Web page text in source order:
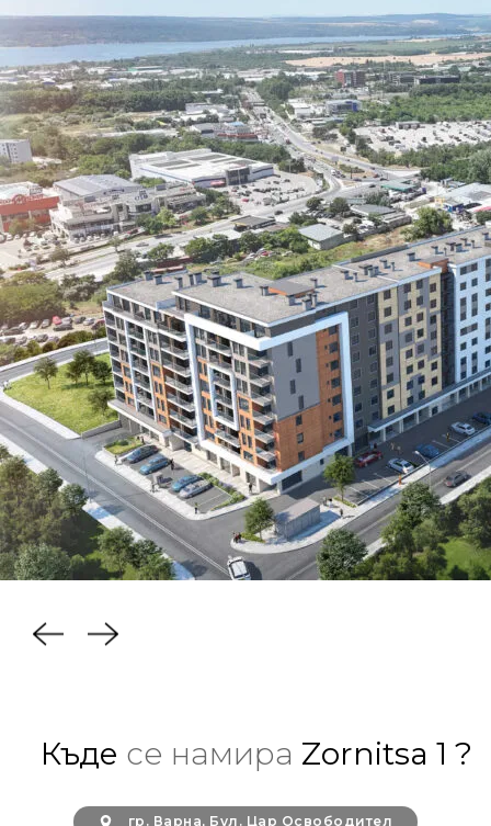
Къде се намира Zornitsa 1 ?
гр. Варна, Бул. Цар Освободител